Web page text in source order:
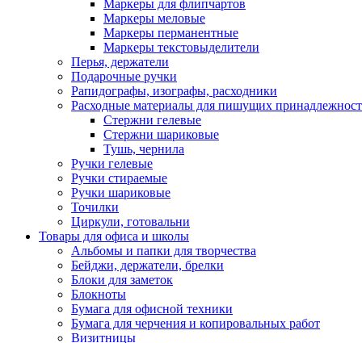
Маркеры для флипчартов
Маркеры меловые
Маркеры перманентные
Маркеры текстовыделители
Перья, держатели
Подарочные ручки
Рапидографы, изографы, расходники
Расходные материалы для пишущих
Стержни гелевые
Стержни шариковые
Тушь, чернила
Ручки гелевые
Ручки стираемые
Ручки шариковые
Точилки
Циркули, готовальни
Товары для офиса и школы
Альбомы и папки для творчества
Бейджи, держатели, брелки
Блоки для заметок
Блокноты
Бумага для офисной техники
Бумага для черчения и копировальных работ
Визитницы